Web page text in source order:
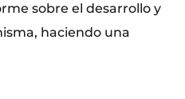
sobre el desarrollo y
haciendo una